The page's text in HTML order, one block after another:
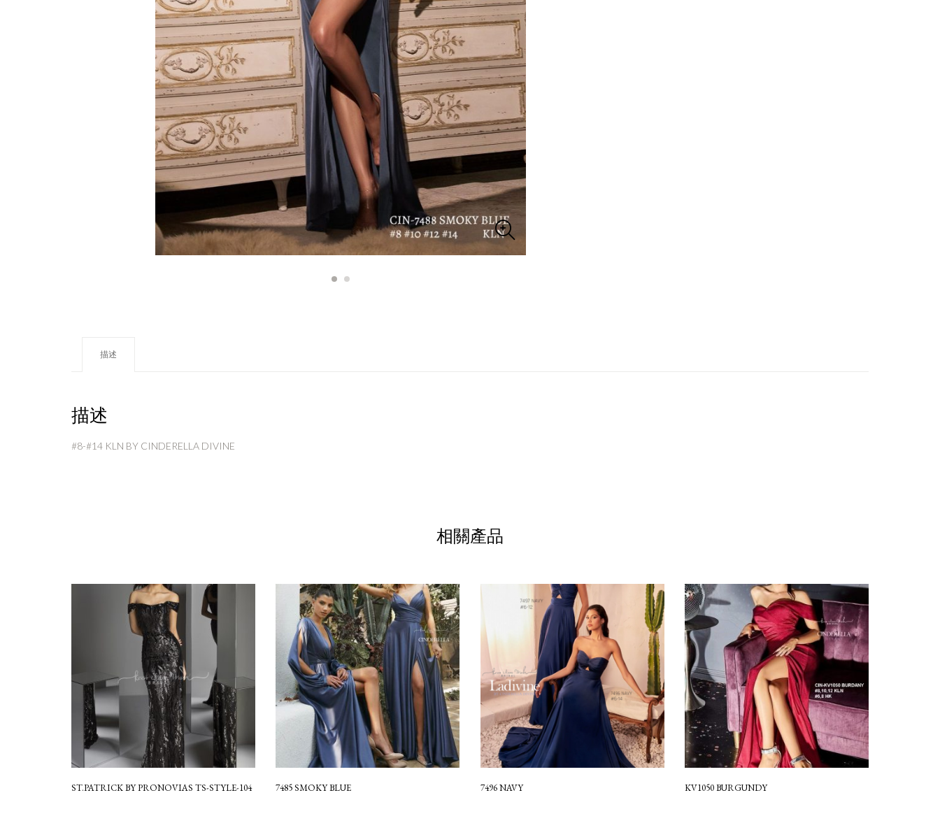
描述
描述
#8-#14 KLN BY CINDERELLA DIVINE
相關產品
ST.PATRICK BY PRONOVIAS TS-STYLE-104 7485 SMOKY BLUE 7496 NAVY KV1050 BURGUNDY